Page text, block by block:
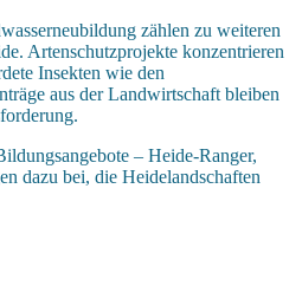
zählen zu weiteren
Artenschutzprojekte konzentrieren
Insekten wie den
aus der Landwirtschaft bleiben
– Heide-Ranger,
dazu bei, die Heidelandschaften